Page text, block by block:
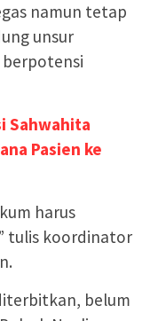
namun tetap
unsur
berpotensi
Sahwahita
Pasien ke
harus
tulis koordinator
belum